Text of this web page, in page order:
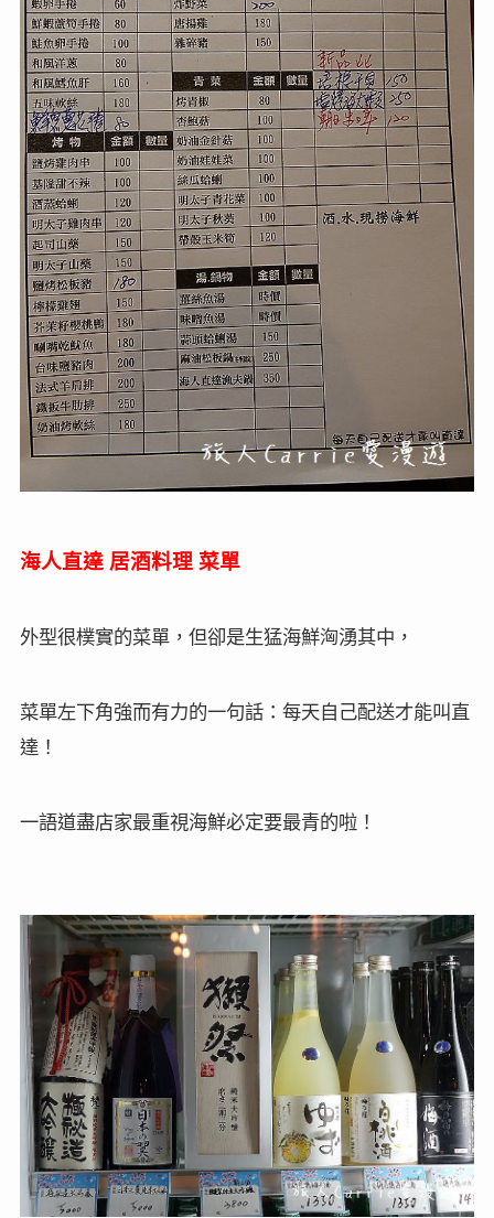
海人直達 居酒料理 菜單
外型很樸實的菜單，但卻是生猛海鮮洶湧其中，
菜單左下角強而有力的一句話：每天自己配送才能叫直
達！
一語道盡店家最重視海鮮必定要最青的啦！